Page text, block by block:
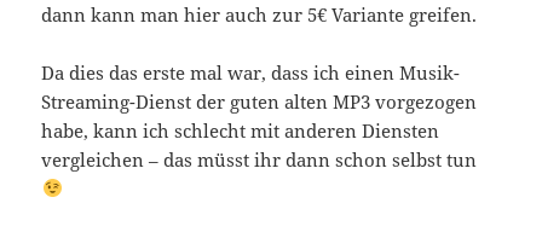
dann kann man hier auch zur 5€ Variante greifen.
Da dies das erste mal war, dass ich einen Musik-
Streaming-Dienst der guten alten MP3 vorgezogen
habe, kann ich schlecht mit anderen Diensten
vergleichen – das müsst ihr dann schon selbst tun